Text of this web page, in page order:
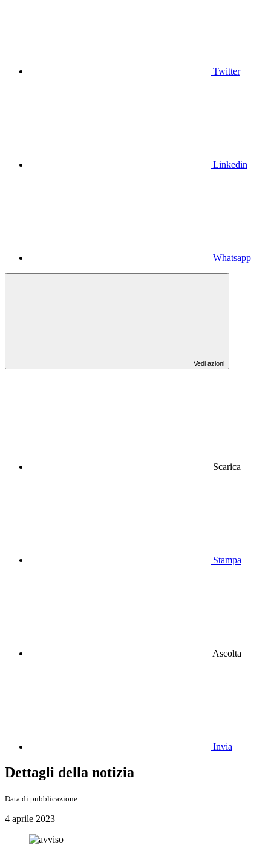
Twitter
Linkedin
Whatsapp
Vedi azioni
Scarica
Stampa
Ascolta
Invia
Dettagli della notizia
Data di pubblicazione
4 aprile 2023